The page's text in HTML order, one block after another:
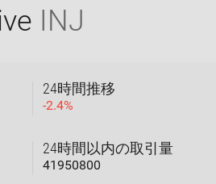
INJ
24時間推移
-2.4%
24時間以内の取引量
41950800